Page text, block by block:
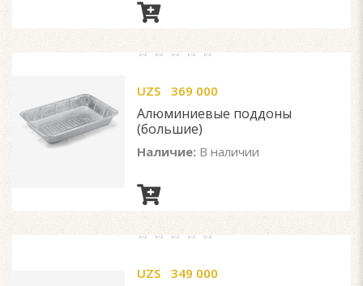
of
UZS 369 000
Алюминиевые поддоны
(большие)
Наличие: В наличии
of
UZS 349 000